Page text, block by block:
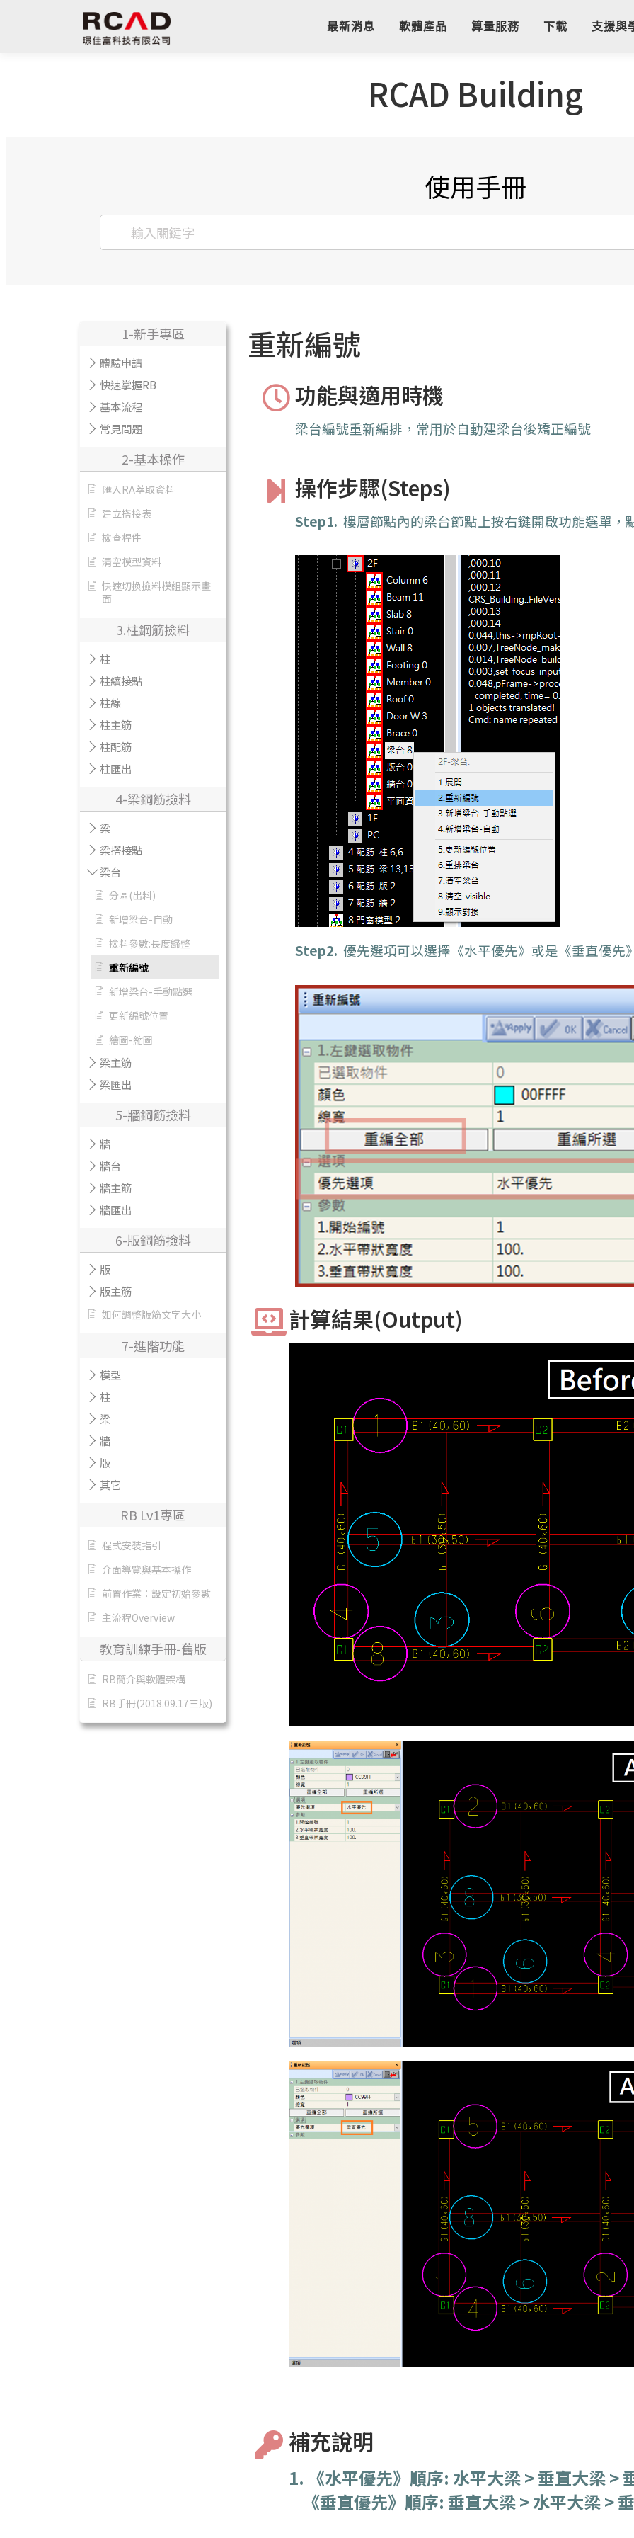
最新消息 軟體產品 算量服務 下載 支援與
RCAD Building
使用手冊
1-新手專區
體驗申請
快速掌握RB
基本流程
常見問題
2-基本操作
匯入RA萃取資料
建立搭接表
檢查桿件
清空模型資料
快速切換撿料模組顯示畫
面
3.柱鋼筋撿料
柱
柱續接點
柱線
柱主筋
柱配筋
柱匯出
4-梁鋼筋撿料
梁
梁搭接點
梁台
分區(出料)
新增梁台-自動
撿料參數:長度歸整
重新編號
新增梁台-手動點選
更新編號位置
繪圖-縮圖
梁主筋
梁匯出
5-牆鋼筋撿料
牆
牆台
牆主筋
牆匯出
6-版鋼筋撿料
版
版主筋
如何調整版筋文字大小
7-進階功能
模型
柱
梁
牆
版
其它
RB Lv1專區
程式安裝指引
介面導覽與基本操作
前置作業：設定初始參數
主流程Overview
教育訓練手冊-舊版
RB簡介與軟體架構
RB手冊(2018.09.17三版)
重新編號
功能與適用時機
梁台編號重新編排，常用於自動建梁台後矯正編號
操作步驟(Steps)
Step1. 樓層節點內的梁台節點上按右鍵開啟功能選單，
Step2. 優先選項可以選擇《水平優先》或是《垂直優先
計算結果(Output)
補充說明
1. 《水平優先》順序: 水平大梁 > 垂直大梁 >
《垂直優先》順序: 垂直大梁 > 水平大梁 >